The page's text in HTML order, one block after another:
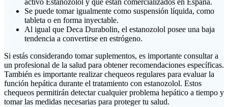
activo Estanozolol y que están comercializados en España.
Se puede tomar igualmente como suspensión líquida, como
tableta o en forma inyectable.
Al igual que Deca Durabolin, el estanozolol posee una baja
tendencia a convertirse en estrógeno.
Si estás considerando tomar suplementos, es importante consultar a
un profesional de la salud para obtener recomendaciones específicas.
También es importante realizar chequeos regulares para evaluar la
función hepática durante el tratamiento con estanozolol. Estos
chequeos permitirán detectar cualquier problema hepático a tiempo y
tomar las medidas necesarias para proteger tu salud.